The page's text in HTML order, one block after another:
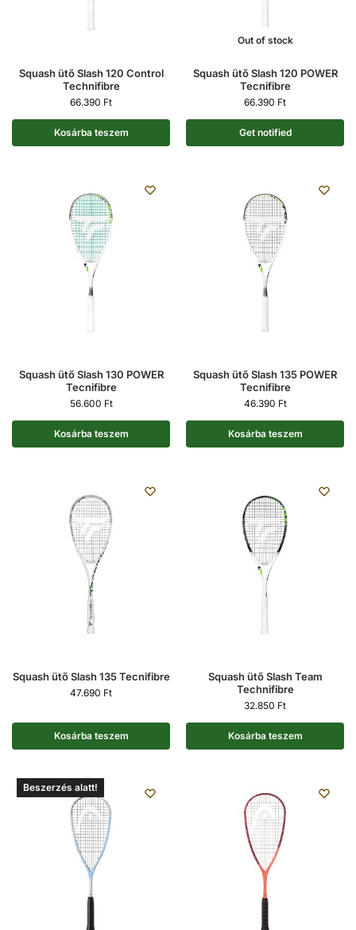
Squash ütő Slash 120 Control
Technifibre
66.390 Ft
Kosárba teszem
Out of stock
Squash ütő Slash 120 POWER
Tecnifibre
66.390 Ft
Get notified
Squash ütő Slash 130 POWER
Tecnifibre
56.600 Ft
Kosárba teszem
Squash ütő Slash 135 POWER
Tecnifibre
46.390 Ft
Kosárba teszem
Squash ütő Slash 135 Tecnifibre
47.690 Ft
Kosárba teszem
Squash ütő Slash Team
Technifibre
32.850 Ft
Kosárba teszem
Beszerzés alatt!